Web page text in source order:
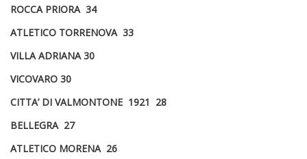
ROCCA PRIORA 34
ATLETICO TORRENOVA 33
VILLA ADRIANA 30
VICOVARO 30
CITTA’ DI VALMONTONE 1921 28
BELLEGRA 27
ATLETICO MORENA 26